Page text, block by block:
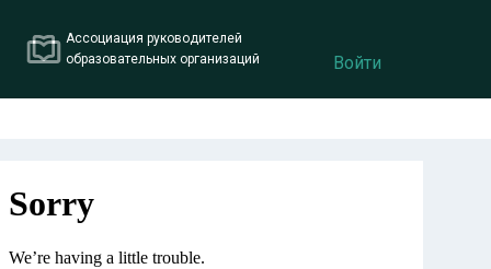
Ассоциация руководителей
образовательных организаций
Войти